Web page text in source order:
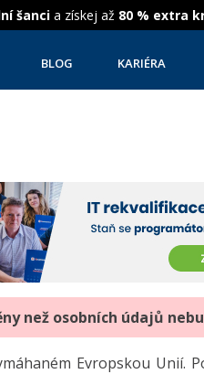
šanci a získej až 80 % extra
BLOG KARIÉRA
než osobních údajů
Evropskou Unií.